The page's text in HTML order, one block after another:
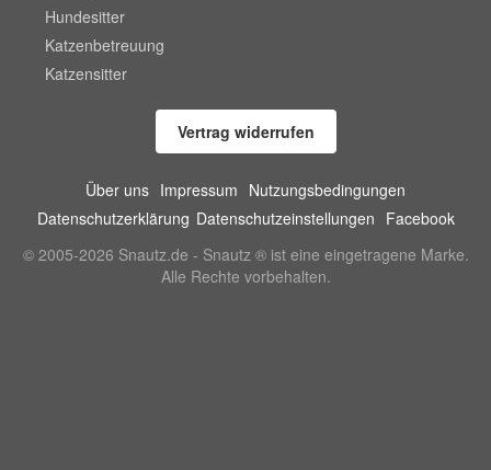
Hundesitter
Katzenbetreuung
Katzensitter
Vertrag widerrufen
Über uns Impressum Nutzungsbedingungen
Datenschutzerklärung Datenschutzeinstellungen Facebook
© 2005-2026 Snautz.de - Snautz ® ist eine eingetragene Marke.
Alle Rechte vorbehalten.